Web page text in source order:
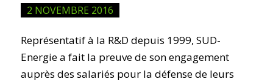
2 NOVEMBRE 2016
Représentatif à la R&D depuis 1999, SUD-
Energie a fait la preuve de son engagement
auprès des salariés pour la défense de leurs